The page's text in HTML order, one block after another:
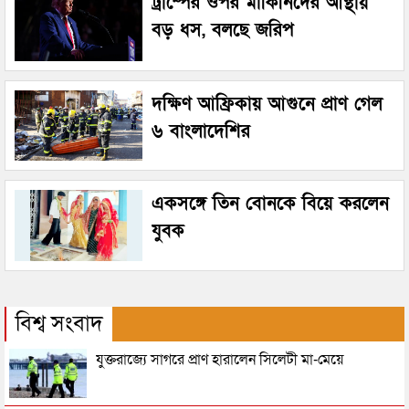
বড় ধস, বলছে জরিপ
দক্ষিণ আফ্রিকায় আগুনে প্রাণ গেল
৬ বাংলাদেশির
একসঙ্গে তিন বোনকে বিয়ে করলেন
যুবক
বিশ্ব সংবাদ
যুক্তরাজ্যে সাগরে প্রাণ হারালেন সিলেটী মা-মেয়ে